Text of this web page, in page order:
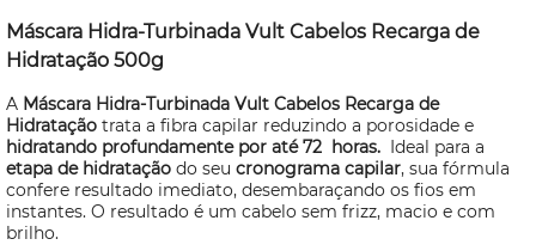
Máscara Hidra-Turbinada Vult Cabelos Recarga de
Hidratação 500g
A Máscara Hidra-Turbinada Vult Cabelos Recarga de
Hidratação trata a fibra capilar reduzindo a porosidade e
hidratando profundamente por até 72 horas. Ideal para a
etapa de hidratação do seu cronograma capilar, sua fórmula
confere resultado imediato, desembaraçando os fios em
instantes. O resultado é um cabelo sem frizz, macio e com
brilho.